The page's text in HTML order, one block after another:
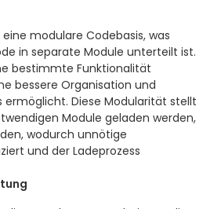
modulare Codebasis, was
in separate Module unterteilt ist.
bestimmte Funktionalität
bessere Organisation und
ermöglicht. Diese Modularität stellt
Module geladen werden,
wodurch unnötige
und der Ladeprozess